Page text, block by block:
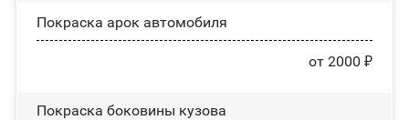
Покраска арок автомобиля
от 2000 ₽
Покраска боковины кузова